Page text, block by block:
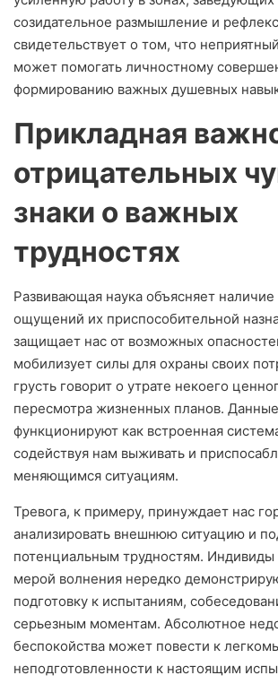
созидательное размышление и
свидетельствует о том, что
может помогать личностному
формированию важных душевных
Прикладная
отрицательных
знаки о важных
трудностях
Развивающая наука объясняет
ощущений их приспособительной
защищает нас от возможных
мобилизует силы для охраны своих
грусть говорит о утрате некоего
пересмотра жизненных планов.
функционируют как встроенная
содействуя нам выживать и
меняющимся ситуациям.
Тревога, к примеру, принуждает нас
анализировать внешнюю ситуацию и
потенциальным трудностям. Индивиды
мерой волнения нередко
подготовку к испытаниям,
серьезным моментам. Абсолютное
беспокойства может повести к
неподготовленности к настоящим